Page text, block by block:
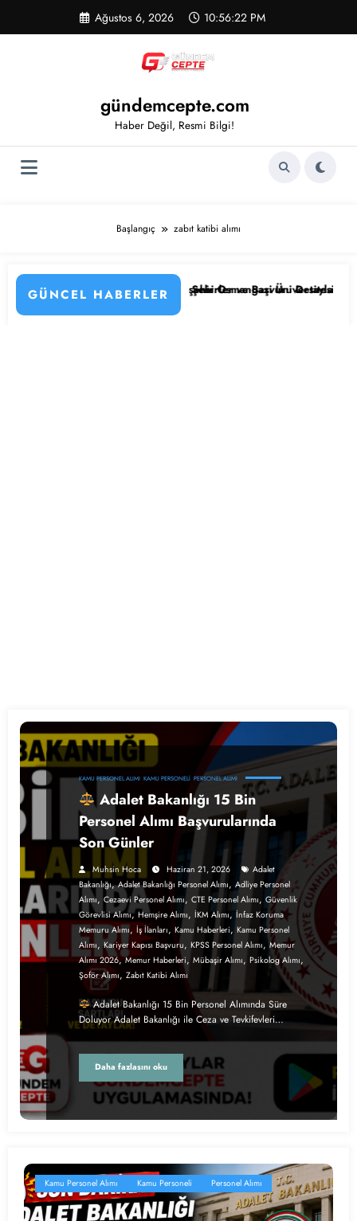
Ağustos 6, 2026 10:56:23 PM
gündemcepte.com
Haber Değil, Resmi Bilgi!
Başlangıç zabıt katibi alımı
GÜNCEL HABERLER
Kadrolar, Şehirler ve Başvuru Detayları
Eskişehir Osmangazi Üniversitesi 203 Sözleşmeli Personel
KAMU PERSONEL ALIMI KAMU PERSONELI PERSONEL ALIMI
Adalet Bakanlığı 15 Bin
Personel Alımı Başvurularında
Son Günler
Muhsin Hoca Haziran 21, 2026
Adalet
Bakanlığı,Adalet Bakanlığı Personel Alımı, Adliye Personel
Alımı, Cezaevi Personel Alımı, CTE Personel Alımı, Güvenlik
Görevlisi Alımı, Hemşire Alımı, İKM Alımı, İnfaz Koruma
Memuru Alımı, İş İlanları, Kamu Haberleri, Kamu Personel
Alımı,Kariyer Kapısı Başvuru, KPSS Personel Alımı,Memur
Alımı 2026,Memur Haberleri, Mübaşir Alımı, Psikolog Alımı,
Şoför Alımı, Zabıt Katibi Alımı
Adalet Bakanlığı 15 Bin Personel Alımında Süre
Doluyor Adalet Bakanlığı ile Ceza ve Tevkifevleri…
Daha fazlasını oku
Kamu Personel Alımı Kamu Personeli Personel Alımı